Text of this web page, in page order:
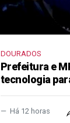
DOURADOS
Prefeitura e
tecnologia
Há 12 horas